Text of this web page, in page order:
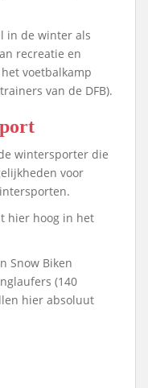
in de winter als
recreatie en
voetbalkamp
van de DFB).
wintersporter die
voor
hier hoog in het
Snow Biken
(140
hier absoluut